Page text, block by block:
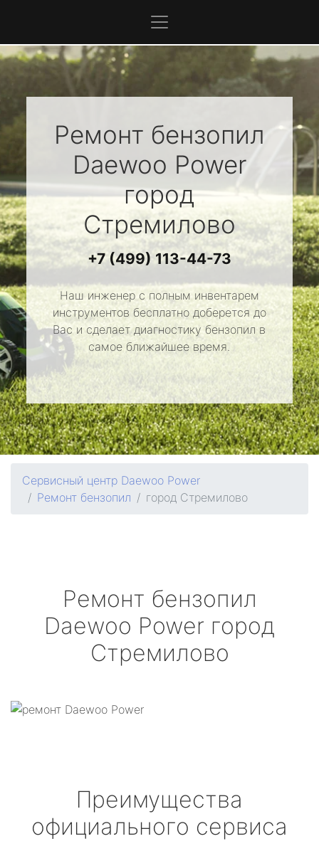
Ремонт бензопил
Daewoo Power
город
Стремилово
+7 (499) 113-44-73
Наш инженер с полным инвентарем
инструментов бесплатно доберется до
Вас и сделает диагностику бензопил в
самое ближайшее время.
Сервисный центр Daewoo Power
Ремонт бензопил
город Стремилово
Ремонт бензопил
Daewoo Power город
Стремилово
Преимущества
официального сервиса